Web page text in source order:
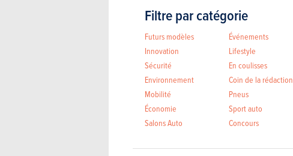
Filtre par catégorie
Futurs modèles
Innovation
Sécurité
Environnement
Mobilité
Économie
Salons Auto
Événements
Lifestyle
En coulisses
Coin de la rédaction
Pneus
Sport auto
Concours